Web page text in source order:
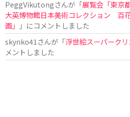
PeggVikutongさんが「展覧会「東京
大英博物館日本美術コレクション 百
画」
」にコメントしました
skynko41 さんが「浮世絵スーパーク
メントしました